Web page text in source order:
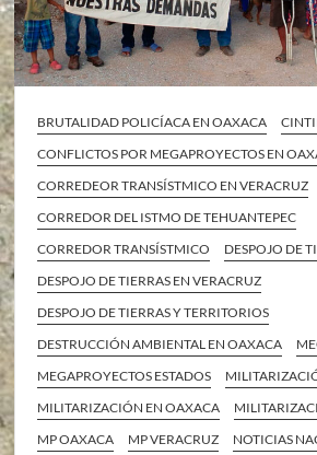
BRUTALIDAD POLICÍACA EN OAXACA
CONFLICTOS POR MEGAPROYECTOS EN
CORREDEOR TRANSÍSTMICO EN VERACRUZ
CORREDOR DEL ISTMO DE TEHUANTEPEC
CORREDOR TRANSÍSTMICO
DESPOJO DE
DESPOJO DE TIERRAS EN VERACRUZ
DESPOJO DE TIERRAS Y TERRITORIOS
DESTRUCCIÓN AMBIENTAL EN OAXACA
MEGAPROYECTOS ESTADOS
MILITARIZACIÓN EN OAXACA
MP OAXACA
MP VERACRUZ
NOTICIAS